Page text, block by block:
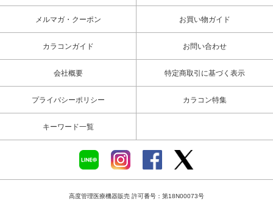
メルマガ・クーポン お買い物ガイド
カラコンガイド お問い合わせ
会社概要 特定商取引に基づく表示
プライバシーポリシー カラコン特集
キーワード一覧
高度管理医療機器販売 許可番号：第18N00073号